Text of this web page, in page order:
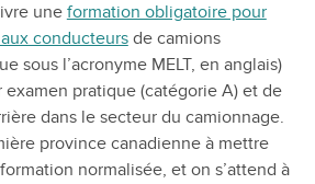
une formation obligatoire pour
conducteursde camions
sous l’acronyme MELT, en anglais)
examen pratique (catégorie A) et de
dans le secteur du camionnage.
province canadienne à mettre
normalisée, et on s’attend à